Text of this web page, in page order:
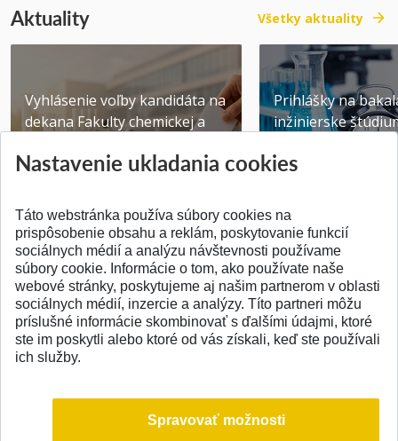
Aktuality Všetky aktuality
Vyhlásenie voľby kandidáta na
dekana Fakulty chemickej a
Publikované 31.07.2026
Prihlášky na
inžinierske
Publikované
SPÄŤ NA VRCH
Nastavenie ukladania cookies
Táto webstránka používa súbory cookies na
prispôsobenie obsahu a reklám, poskytovanie funkcií
sociálnych médií a analýzu návštevnosti používame
súbory cookie. Informácie o tom, ako používate naše
webové stránky, poskytujeme aj našim partnerom v oblasti
sociálnych médií, inzercie a analýzy. Títo partneri môžu
príslušné informácie skombinovať s ďalšími údajmi, ktoré
ste im poskytli alebo ktoré od vás získali, keď ste používali
ich služby.
Spravovať možnosti